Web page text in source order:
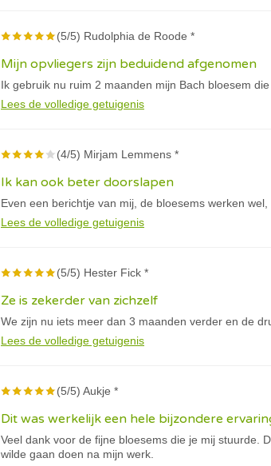
(5/5) Rudolphia de Roode *
Mijn opvliegers zijn beduidend afgenomen
Ik gebruik nu ruim 2 maanden mijn Bach bloesem
Lees de volledige getuigenis
(4/5) Mirjam Lemmens *
Ik kan ook beter doorslapen
Even een berichtje van mij, de bloesems werken
Lees de volledige getuigenis
(5/5) Hester Fick *
Ze is zekerder van zichzelf
We zijn nu iets meer dan 3 maanden verder en de
Lees de volledige getuigenis
(5/5) Aukje *
Dit was werkelijk een hele bijzondere
Veel dank voor de fijne bloesems die je mij stuurde.
wilde gaan doen na mijn werk.